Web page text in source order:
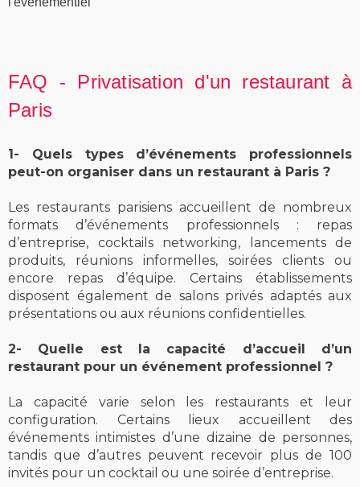
FAQ - Privatisation d'un restaurant à
Paris
1- Quels types d’événements professionnels
peut-on organiser dans un restaurant à Paris ?
Les restaurants parisiens accueillent de nombreux
formats d’événements professionnels : repas
d’entreprise, cocktails networking, lancements de
produits, réunions informelles, soirées clients ou
encore repas d’équipe. Certains établissements
disposent également de salons privés adaptés aux
présentations ou aux réunions confidentielles.
2- Quelle est la capacité d’accueil d’un
restaurant pour un événement professionnel ?
La capacité varie selon les restaurants et leur
configuration. Certains lieux accueillent des
événements intimistes d’une dizaine de personnes,
tandis que d’autres peuvent recevoir plus de 100
invités pour un cocktail ou une soirée d’entreprise.